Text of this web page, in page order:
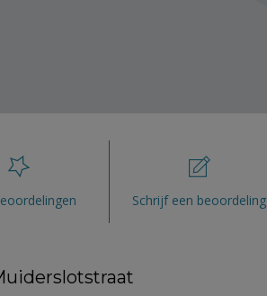
Schrijf een beoordeling